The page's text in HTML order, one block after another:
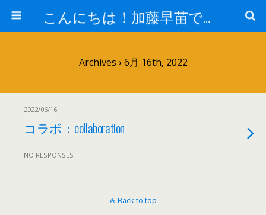
こんにちは！加藤早苗です。
Archives › 6月 16th, 2022
2022/06/16
コラボ：collaboration
NO RESPONSES
Back to top